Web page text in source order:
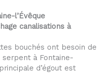
l’Évêque
canalisations à
bouchés ont besoin de
serpent à Fontaine-
d’égout est